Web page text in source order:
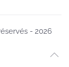
- 2026